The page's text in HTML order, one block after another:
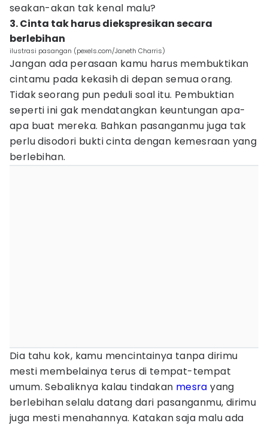
seakan-akan tak kenal malu?
3. Cinta tak harus diekspresikan secara
berlebihan
ilustrasi pasangan (pexels.com/Janeth Charris)
Jangan ada perasaan kamu harus membuktikan
cintamu pada kekasih di depan semua orang.
Tidak seorang pun peduli soal itu. Pembuktian
seperti ini gak mendatangkan keuntungan apa-
apa buat mereka. Bahkan pasanganmu juga tak
perlu disodori bukti cinta dengan kemesraan yang
berlebihan.
Dia tahu kok, kamu mencintainya tanpa dirimu
mesti membelainya terus di tempat-tempat
umum. Sebaliknya kalau tindakan mesra yang
berlebihan selalu datang dari pasanganmu, dirimu
juga mesti menahannya. Katakan saja malu ada